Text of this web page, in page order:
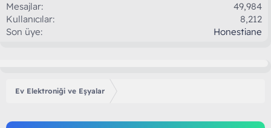
Mesajlar
49,984
Kullanıcılar
8,212
Son üye
Honestiane
Ev Elektroniği ve Eşyalar